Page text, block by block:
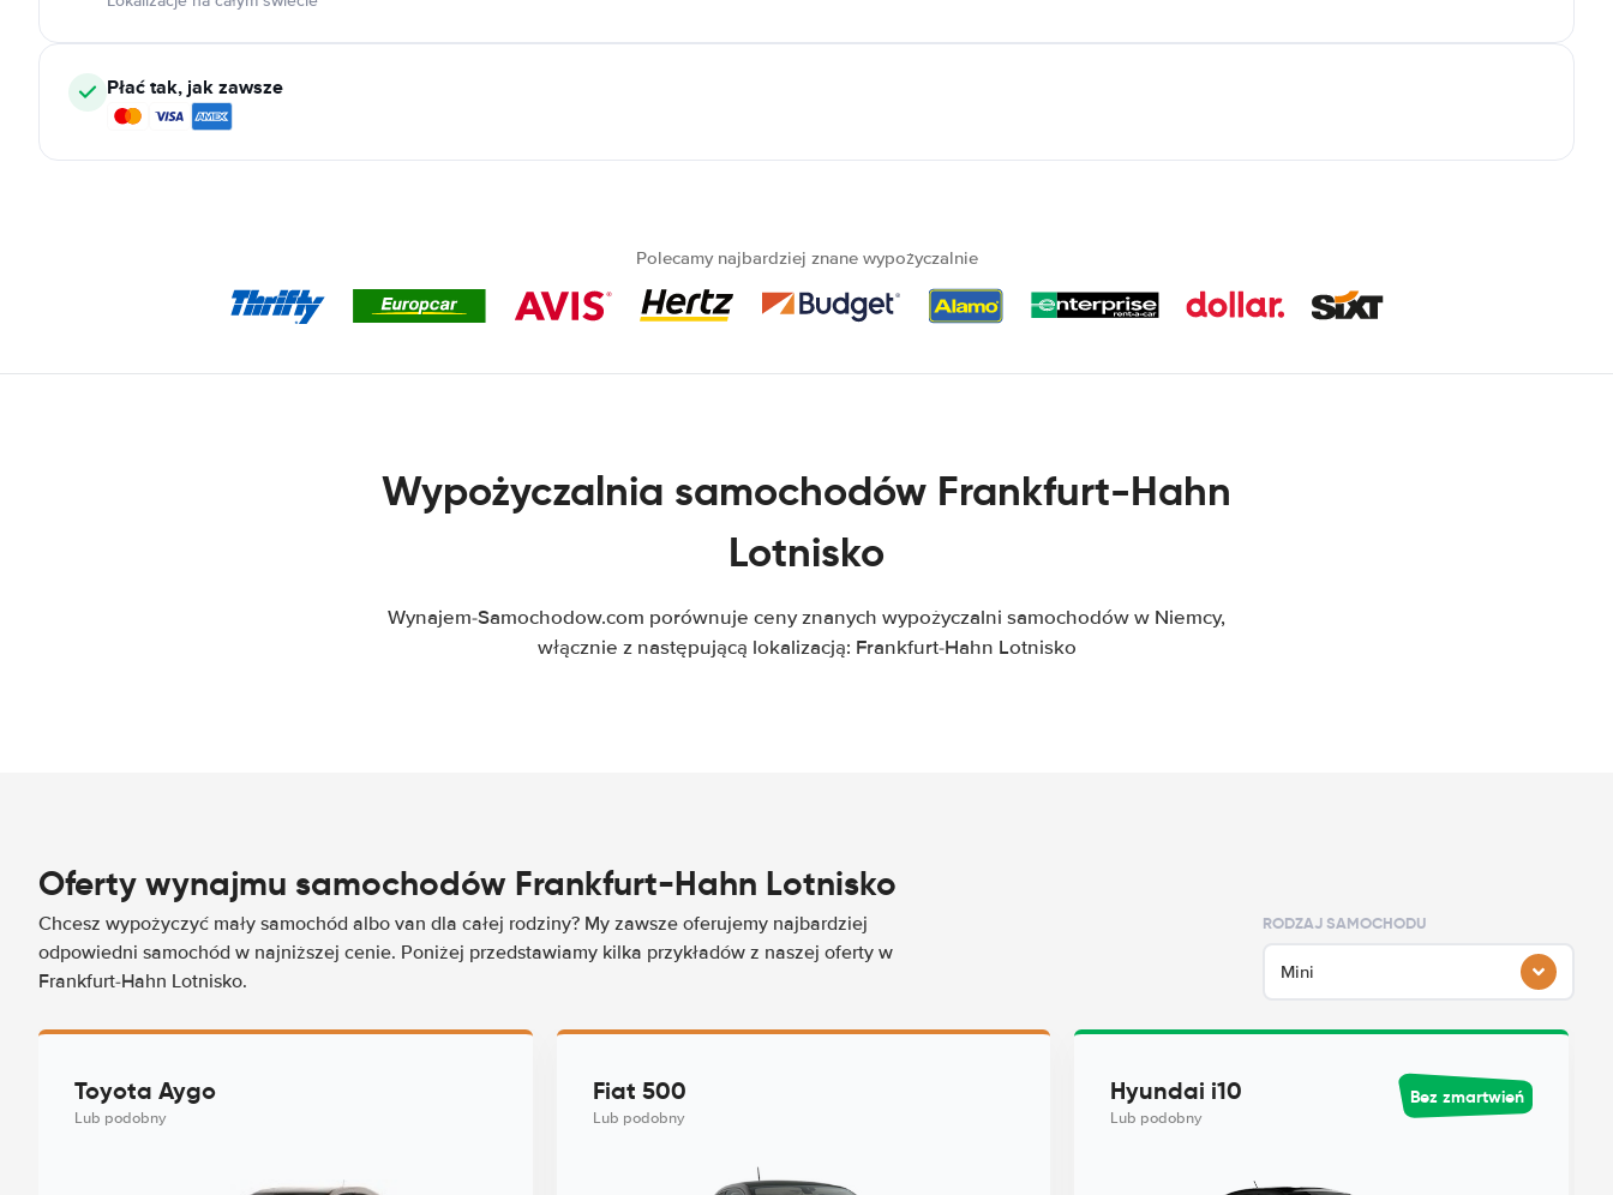
Płać tak, jak zawsze
Polecamy najbardziej znane wypożyczalnie
Wypożyczalnia samochodów Frankfurt-Hahn
Lotnisko
Wynajem-Samochodow.com porównuje ceny znanych wypożyczalni samochodów w Niemcy,
włącznie z następującą lokalizacją: Frankfurt-Hahn Lotnisko
Oferty wynajmu samochodów Frankfurt-Hahn Lotnisko
Chcesz wypożyczyć mały samochód albo van dla całej rodziny? My zawsze oferujemy najbardziej
odpowiedni samochód w najniższej cenie. Poniżej przedstawiamy kilka przykładów z naszej oferty w
Frankfurt-Hahn Lotnisko.
RODZAJ SAMOCHODU
Mini
Toyota Aygo
Lub podobny
Fiat 500
Lub podobny
Hyundai i10
Lub podobny
Bez zmartwień